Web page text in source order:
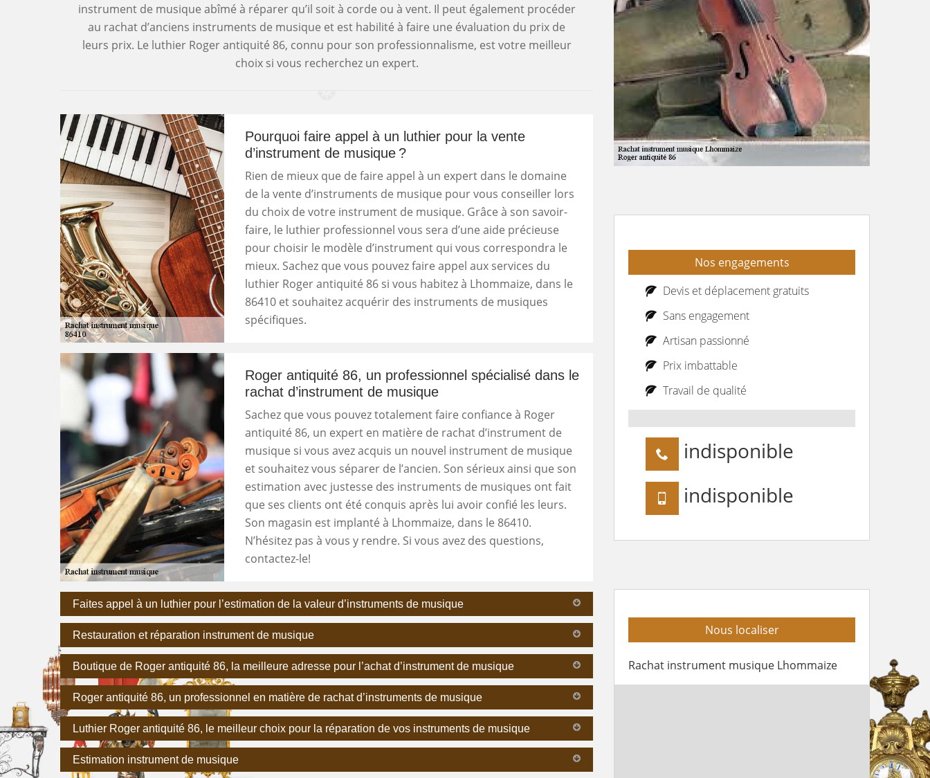
instrument de musique abîmé à réparer qu’il soit à corde ou à vent. Il peut également procéder
au rachat d’anciens instruments de musique et est habilité à faire une évaluation du prix de
leurs prix. Le luthier Roger antiquité 86, connu pour son professionnalisme, est votre meilleur
choix si vous recherchez un expert.
Pourquoi faire appel à un luthier pour la vente
d’instrument de musique ?
Rien de mieux que de faire appel à un expert dans le domaine
de la vente d’instruments de musique pour vous conseiller lors
du choix de votre instrument de musique. Grâce à son savoir-
faire, le luthier professionnel vous sera d’une aide précieuse
pour choisir le modèle d’instrument qui vous correspondra le
mieux. Sachez que vous pouvez faire appel aux services du
luthier Roger antiquité 86 si vous habitez à Lhommaize, dans le
86410 et souhaitez acquérir des instruments de musiques
spécifiques.
Roger antiquité 86, un professionnel spécialisé dans le
rachat d’instrument de musique
Sachez que vous pouvez totalement faire confiance à Roger
antiquité 86, un expert en matière de rachat d’instrument de
musique si vous avez acquis un nouvel instrument de musique
et souhaitez vous séparer de l’ancien. Son sérieux ainsi que son
estimation avec justesse des instruments de musiques ont fait
que ses clients ont été conquis après lui avoir confié les leurs.
Son magasin est implanté à Lhommaize, dans le 86410.
N’hésitez pas à vous y rendre. Si vous avez des questions,
contactez-le!
Faites appel à un luthier pour l’estimation de la valeur d’instruments de musique
Restauration et réparation instrument de musique
Boutique de Roger antiquité 86, la meilleure adresse pour l’achat d’instrument de musique
Roger antiquité 86, un professionnel en matière de rachat d’instruments de musique
Luthier Roger antiquité 86, le meilleur choix pour la réparation de vos instruments de musique
Estimation instrument de musique
Nos engagements
Devis et déplacement gratuits
Sans engagement
Artisan passionné
Prix imbattable
Travail de qualité
indisponible
indisponible
Nous localiser
Rachat instrument musique Lhommaize